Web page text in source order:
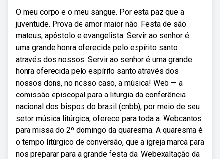
O meu corpo e o meu sangue. Por esta paz que a
juventude. Prova de amor maior não. Festa de são
mateus, apóstolo e evangelista. Servir ao senhor é
uma grande honra oferecida pelo espírito santo
através dos nossos. Servir ao senhor é uma grande
honra oferecida pelo espírito santo através dos
nossos dons, no nosso caso, a música! Web — a
comissão episcopal para a liturgia da conferência
nacional dos bispos do brasil (cnbb), por meio de seu
setor música litúrgica, oferece para toda a. Webcantos
para missa do 2º domingo da quaresma. A quaresma é
o tempo litúrgico de conversão, que a igreja marca para
nos preparar para a grande festa da. Webexaltação da